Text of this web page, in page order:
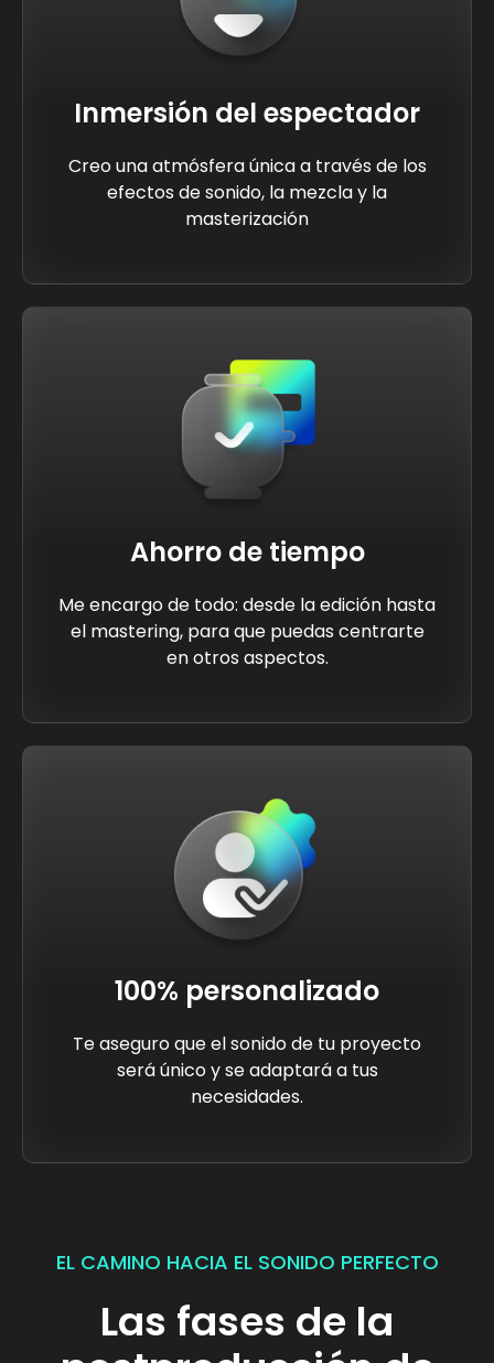
Inmersión del espectador
Creo una atmósfera única a través de los
efectos de sonido, la mezcla y la
masterización
Ahorro de tiempo
Me encargo de todo: desde la edición hasta
el mastering, para que puedas centrarte
en otros aspectos.
100% personalizado
Te aseguro que el sonido de tu proyecto
será único y se adaptará a tus
necesidades.
EL CAMINO HACIA EL SONIDO PERFECTO
Las fases de la